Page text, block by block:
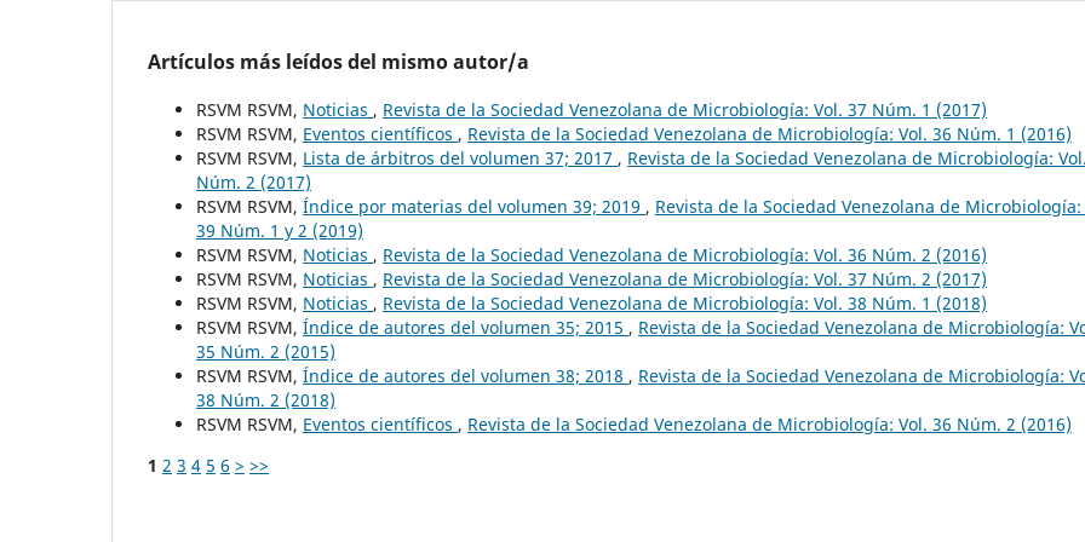
Artículos más leídos del mismo autor/a
RSVM RSVM, Noticias , Revista de la Sociedad Venezolana de Microbiología: Vol. 37 Núm. 1 (2017)
RSVM RSVM, Eventos científicos , Revista de la Sociedad Venezolana de Microbiología: Vol. 36 Núm. 1 (2016)
RSVM RSVM, Lista de árbitros del volumen 37; 2017 , Revista de la Sociedad Venezolana de Microbiología:
Núm. 2 (2017)
RSVM RSVM, Índice por materias del volumen 39; 2019 , Revista de la Sociedad Venezolana de Microbiología:
39 Núm. 1 y 2 (2019)
RSVM RSVM, Noticias , Revista de la Sociedad Venezolana de Microbiología: Vol. 36 Núm. 2 (2016)
RSVM RSVM, Noticias , Revista de la Sociedad Venezolana de Microbiología: Vol. 37 Núm. 2 (2017)
RSVM RSVM, Noticias , Revista de la Sociedad Venezolana de Microbiología: Vol. 38 Núm. 1 (2018)
RSVM RSVM, Índice de autores del volumen 35; 2015 , Revista de la Sociedad Venezolana de Microbiología:
35 Núm. 2 (2015)
RSVM RSVM, Índice de autores del volumen 38; 2018 , Revista de la Sociedad Venezolana de Microbiología:
38 Núm. 2 (2018)
RSVM RSVM, Eventos científicos , Revista de la Sociedad Venezolana de Microbiología: Vol. 36 Núm. 2 (2016)
1 2 3 4 5 6 > >>